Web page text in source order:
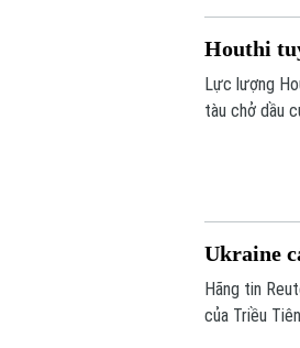
Houthi
Lực lượng
tàu chở dầu
Ukraine
Hãng tin
của Triều